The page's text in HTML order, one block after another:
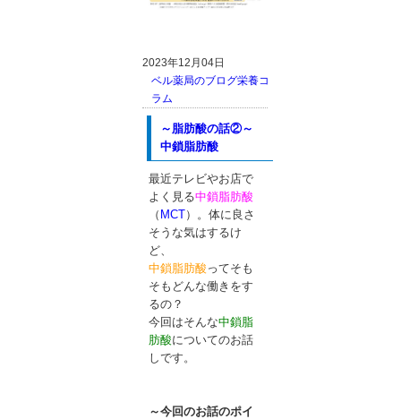
2023年12月04日
ベル薬局のブログ栄養コ
ラム
～脂肪酸の話②～
中鎖脂肪酸
最近テレビやお店で
よく見る中鎖脂肪酸
（ MCT）。体に良さ
そうな気はするけ
ど、
中鎖脂肪酸 ってそも
そもどんな働きをす
るの？
今回はそんな中鎖脂
肪酸についてのお話
しです。
～今回のお話のポイ